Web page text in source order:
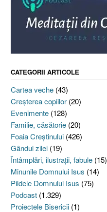
CATEGORII ARTICOLE
Cartea veche (43)
Creşterea copiilor (20)
Evenimente (128)
Familie, căsătorie (20)
Foaia Creştinului (426)
Gândul zilei (19)
Întâmplări, ilustraţii, fabule (15)
Minunile Domnului Isus (14)
Pildele Domnului Isus (75)
Podcast (1.329)
Proiectele Bisericii (1)